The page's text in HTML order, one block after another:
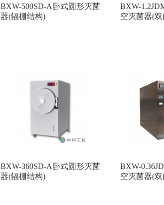
BXW-500SD-A卧式圆形灭菌
器(辐栅结构)
BXW-
空灭菌器(双
BXW-360SD-A卧式圆形灭菌
器(辐栅结构)
BXW-
空灭菌器(双